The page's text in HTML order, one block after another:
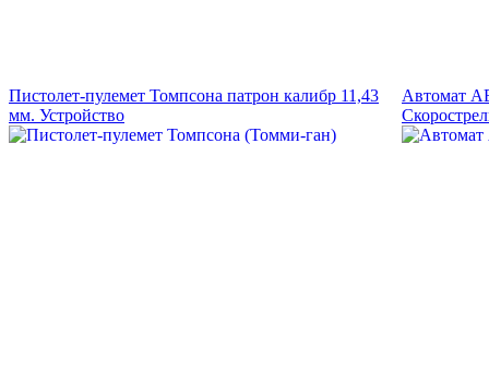
Пистолет-пулемет Томпсона патрон калибр 11,43
мм. Устройство
Автомат